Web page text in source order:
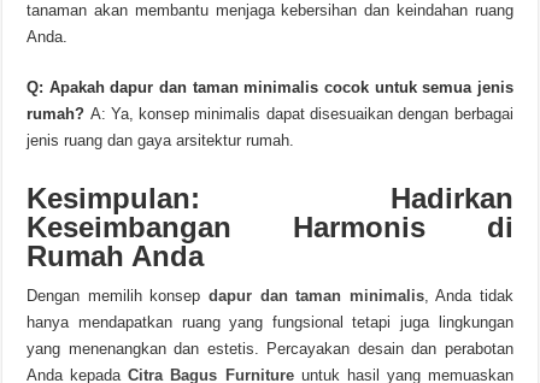
tanaman akan membantu menjaga kebersihan dan keindahan ruang
Anda.
Q: Apakah dapur dan taman minimalis cocok untuk semua jenis
rumah? A: Ya, konsep minimalis dapat disesuaikan dengan berbagai
jenis ruang dan gaya arsitektur rumah.
Kesimpulan: Hadirkan
Keseimbangan Harmonis di
Rumah Anda
Dengan memilih konsep dapur dan taman minimalis, Anda tidak
hanya mendapatkan ruang yang fungsional tetapi juga lingkungan
yang menenangkan dan estetis. Percayakan desain dan perabotan
Anda kepadaCitra Bagus Furnitureuntuk hasil yang memuaskan